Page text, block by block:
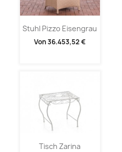
Stuhl Pizzo Eisengrau
Von36.453,52 €
Tisch Zarina